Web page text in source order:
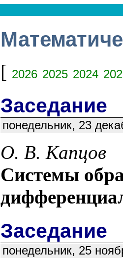
[ 2026 2025 2024
Заседание
понедельник, 23
О. В. Капцов
Системы
Заседание
понедельник, 25